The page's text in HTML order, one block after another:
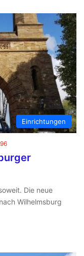
Einrichtungen
Die neue
Wilhelmsburg